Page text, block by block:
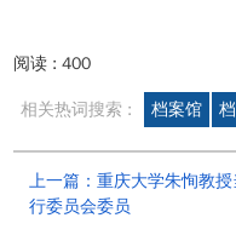
阅读 :400
相关热词搜索 : 档案馆
上一篇：重庆大学朱恂教
行委员会委员